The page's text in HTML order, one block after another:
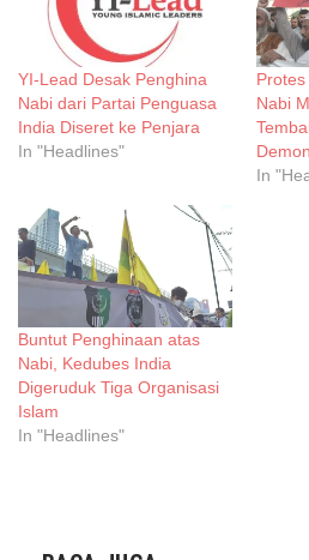
YI-Lead Desak Penghina
Nabi dari Partai Penguasa
India Diseret ke Penjara
In "Headlines"
Nabi
In
Buntut Penghinaan atas
Nabi, Kedubes India
Digeruduk Tiga Organisasi
Islam
In "Headlines"